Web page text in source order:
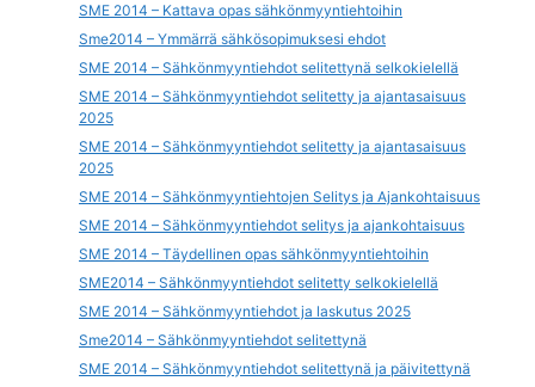
SME 2014 – Kattava opas sähkönmyyntiehtoihin
Sme2014 – Ymmärrä sähkösopimuksesi ehdot
SME 2014 – Sähkönmyyntiehdot selitettynä selkokielellä
SME 2014 – Sähkönmyyntiehdot selitetty ja ajantasaisuus
2025
SME 2014 – Sähkönmyyntiehdot selitetty ja ajantasaisuus
2025
SME 2014 – Sähkönmyyntiehtojen Selitys ja Ajankohtaisuus
SME 2014 – Sähkönmyyntiehdot selitys ja ajankohtaisuus
SME 2014 – Täydellinen opas sähkönmyyntiehtoihin
SME2014 – Sähkönmyyntiehdot selitetty selkokielellä
SME 2014 – Sähkönmyyntiehdot ja laskutus 2025
Sme2014 – Sähkönmyyntiehdot selitettynä
SME 2014 – Sähkönmyyntiehdot selitettynä ja päivitettynä